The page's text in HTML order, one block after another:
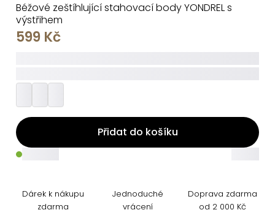
Béžové zeštíhlující stahovací body YONDREL s
výstřihem
599 Kč
Přidat do košíku
Dárek k nákupu
zdarma
Jednoduché
vrácení
Doprava zdarma
od 2 000 Kč